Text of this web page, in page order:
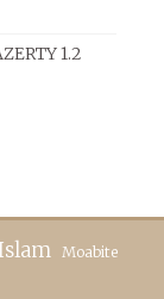
1.2
Moabite